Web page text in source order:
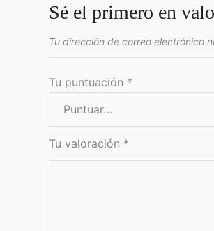
Sé el primero en
Tu dirección de correo electrónico
Tu puntuación *
Tu valoración *